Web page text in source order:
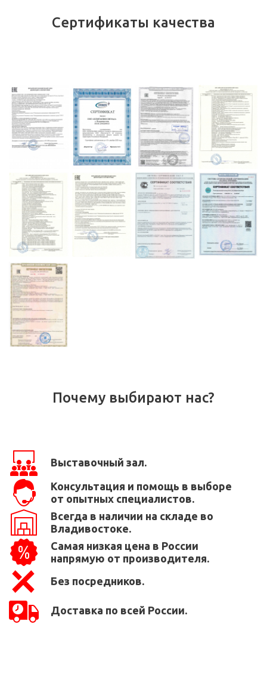
Сертификаты качества
Почему выбирают нас?
Выставочный зал.
Консультация и помощь в выборе
от опытных специалистов.
Всегда в наличии на складе во
Владивостоке.
Самая низкая цена в России
напрямую от производителя.
Без посредников.
Доставка по всей России.